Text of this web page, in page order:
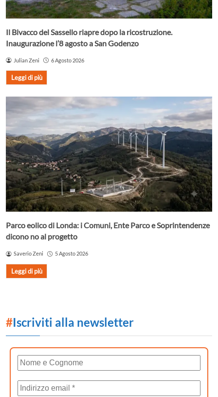
Il Bivacco del Sassello riapre dopo la ricostruzione.
Inaugurazione l’8 agosto a San Godenzo
Julian Zeni 6 Agosto 2026
Leggi di più
Parco eolico di Londa: i Comuni, Ente Parco e Soprintendenze
dicono no al progetto
Saverio Zeni 5 Agosto 2026
Leggi di più
#Iscriviti alla newsletter